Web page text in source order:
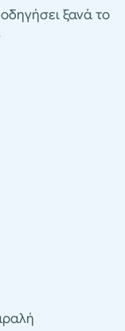
ξανά το